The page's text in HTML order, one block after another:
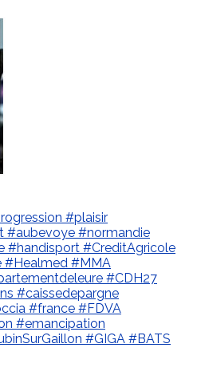
#plaisir
#aubevoye #normandie
#handisport #CreditAgricole
#Healmed #MMA
#CDH27
#caissedepargne
#france #FDVA
#emancipation
#GIGA #BATS